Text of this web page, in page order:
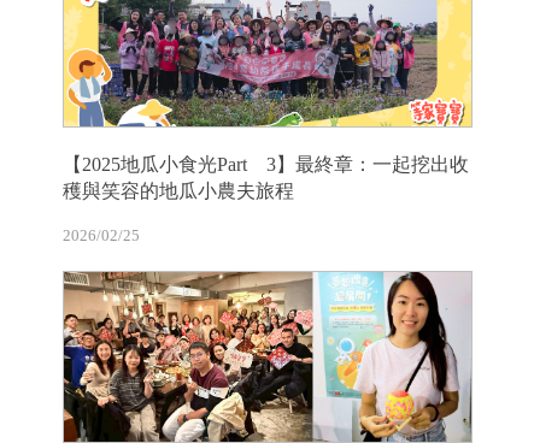
【2025地瓜小食光Part 3】最終章：一起挖出收
穫與笑容的地瓜小農夫旅程
2026/02/25